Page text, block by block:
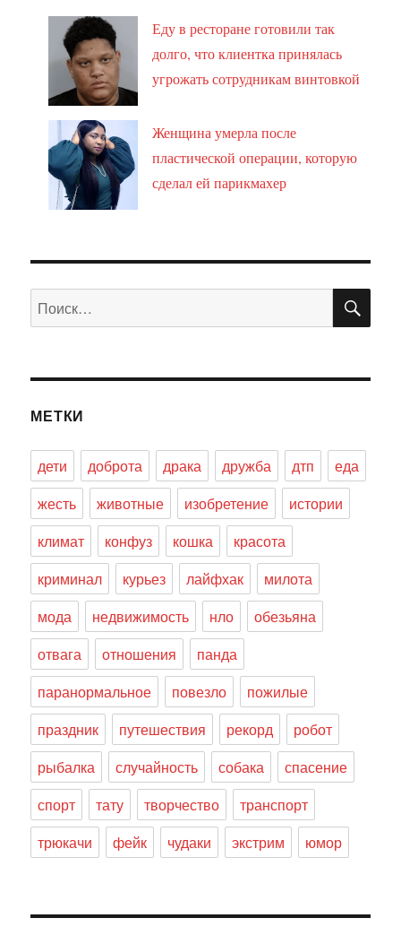
Еду в ресторане готовили так
долго, что клиентка принялась
угрожать сотрудникам винтовкой
Женщина умерла после
пластической операции, которую
сделал ей парикмахер
Искать:
МЕТКИ
дети доброта драка дружба дтп
еда
жесть
животные изобретение
истории
климат
конфуз кошка
красота
криминал
курьез лайфхак
милота
мода
недвижимость нло
обезьяна
отвага
отношения
панда
паранормальное
повезло
пожилые
праздник
путешествия рекорд
робот
рыбалка
случайность собака
спасение
спорт
тату творчество
транспорт
трюкачи
фейк чудаки экстрим юмор